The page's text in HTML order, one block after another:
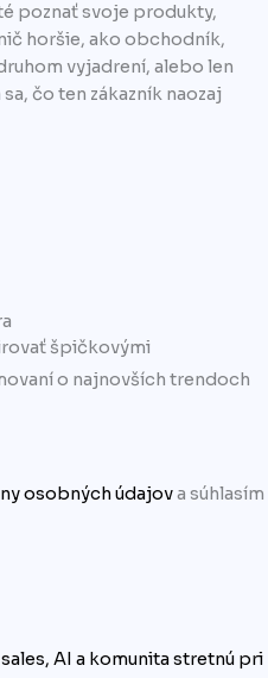
poznať svoje produkty,
horšie, ako obchodník,
vyjadrení, alebo len
čo ten zákazník naozaj
špičkovými
o najnovších trendoch
osobných údajova súhlasím
AI a komunita stretnú pri